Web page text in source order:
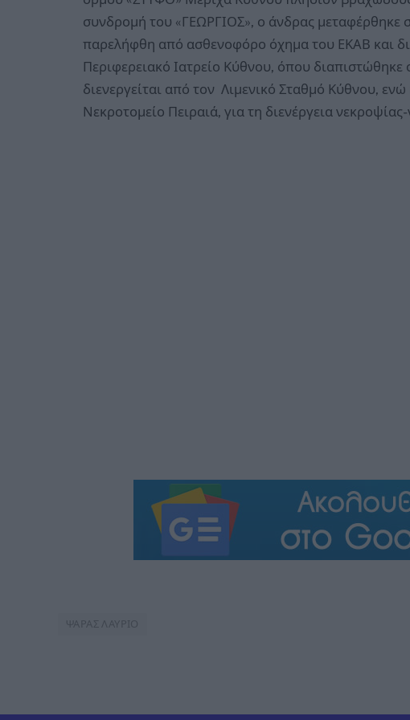
συνδρομή του «ΓΕΩΡΓΙΟΣ», ο άνδρας μεταφέρθηκε
παρελήφθη από ασθενοφόρο όχημα του ΕΚΑΒ και
Περιφερειακό Ιατρείο Κύθνου, όπου
διενεργείται από τον Λιμενικό Σταθμό Κύθνου,
Νεκροτομείο Πειραιά, για τη διενέργεια
ΨΑΡΑΣ ΛΑΥΡΙΟ